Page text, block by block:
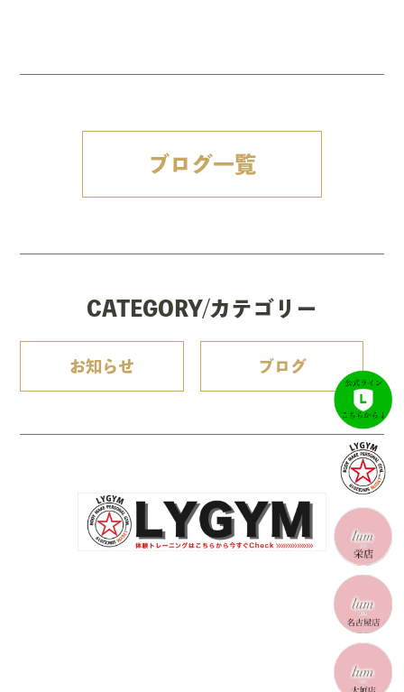
ブログ一覧
CATEGORY/カテゴリー
お知らせ ブログ